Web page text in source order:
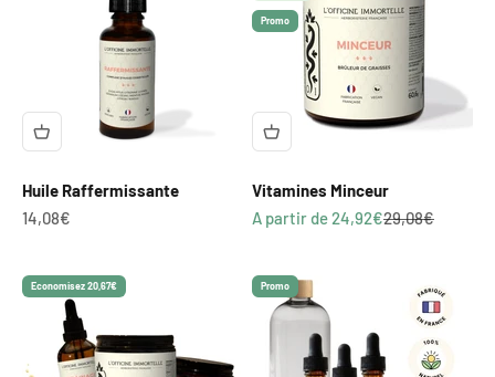
Huile Raffermissante
Prix de vente
14,08€
Promo
Vitamines Minceur
Prix de vente
A partir de 24,92€Prix normal
29,08€
Economisez 20,67€ Promo